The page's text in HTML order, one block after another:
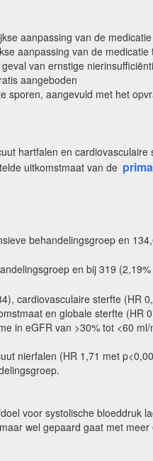
aanpassing van de
aanpassing van de
van ernstige
aangeboden
aangevuld met het
hartfalen en cardiovasculaire
uitkomstmaat van de
behandelingsgroep en
en bij 319
cardiovasculaire sterfte (HR
en globale sterfte (HR
in eGFR van >30% tot <60
nierfalen (HR 1,71 met
voor systolische bloeddruk
wel gepaard gaat met